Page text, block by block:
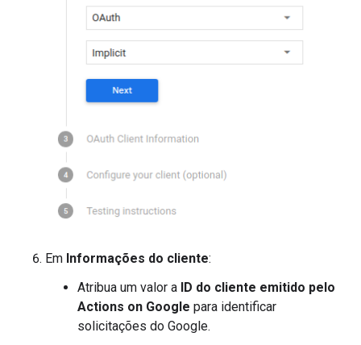
Em Informações do cliente:
Atribua um valor a ID do cliente emitido pelo
Actions on Google para identificar
solicitações do Google.